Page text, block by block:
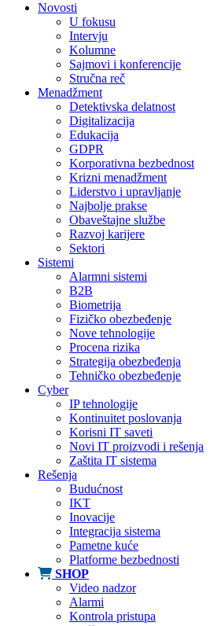
Novosti
U fokusu
Intervju
Kolumne
Sajmovi i konferencije
Stručna reč
Menadžment
Detektivska delatnost
Digitalizacija
Edukacija
GDPR
Korporativna bezbednost
Krizni menadžment
Liderstvo i upravljanje
Najbolje prakse
Obaveštajne službe
Razvoj karijere
Sektori
Sistemi
Alarmni sistemi
B2B
Biometrija
Fizičko obezbeđenje
Nove tehnologije
Procena rizika
Strategija obezbeđenja
Tehničko obezbeđenje
Cyber
IP tehnologije
Kontinuitet poslovanja
Korisni IT saveti
Novi IT proizvodi i rešenja
Zaštita IT sistema
Rešenja
Budućnost
IKT
Inovacije
Integracija sistema
Pametne kuće
Platforme bezbednosti
SHOP
Video nadzor
Alarmi
Kontrola pristupa